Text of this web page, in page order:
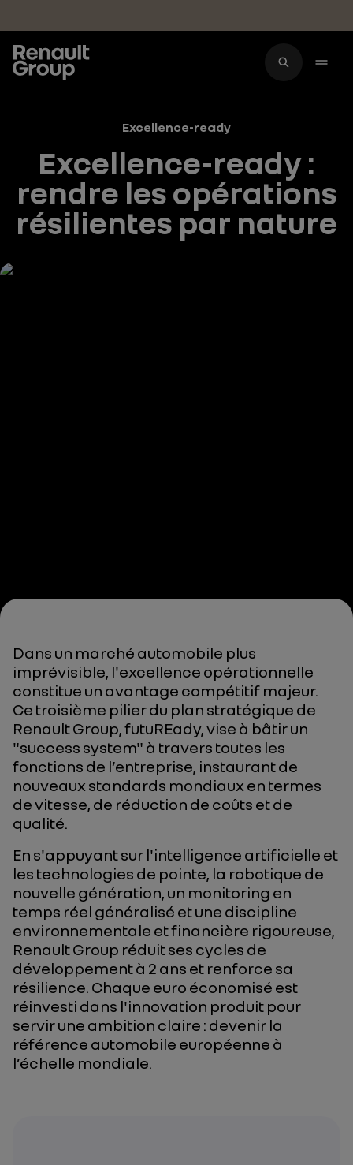
Excellence-ready
Excellence-ready :
rendre les opérations
résilientes par nature
Dans un marché automobile plus
imprévisible, l'excellence opérationnelle
constitue un avantage compétitif majeur.
Ce troisième pilier du plan stratégique de
Renault Group, futuREady, vise à bâtir un
"success system" à travers toutes les
fonctions de l’entreprise, instaurant de
nouveaux standards mondiaux en termes
de vitesse, de réduction de coûts et de
qualité.
En s'appuyant sur l'intelligence artificielle et
les technologies de pointe, la robotique de
nouvelle génération, un monitoring en
temps réel généralisé et une discipline
environnementale et financière rigoureuse,
Renault Group réduit ses cycles de
développement à 2 ans et renforce sa
résilience. Chaque euro économisé est
réinvesti dans l'innovation produit pour
servir une ambition claire : devenir la
référence automobile européenne à
l’échelle mondiale.